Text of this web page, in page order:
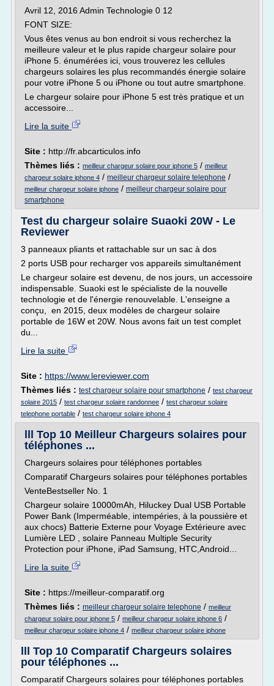
Avril 12, 2016 Admin Technologie 0 12
FONT SIZE:
Vous êtes venus au bon endroit si vous recherchez la
meilleure valeur et le plus rapide chargeur solaire pour
iPhone 5. énumérées ici, vous trouverez les cellules
chargeurs solaires les plus recommandés énergie solaire
pour votre iPhone 5 ou iPhone ou tout autre smartphone.
Le chargeur solaire pour iPhone 5 est très pratique et un
accessoire...
Lire la suite
Site : http://fr.abcarticulos.info
Thèmes liés : meilleur chargeur solaire pour iphone 5 / meilleur
chargeur solaire iphone 4 / meilleur chargeur solaire telephone /
meilleur chargeur solaire iphone / meilleur chargeur solaire pour
smartphone
Test du chargeur solaire Suaoki 20W - Le
Reviewer
3 panneaux pliants et rattachable sur un sac à dos
2 ports USB pour recharger vos appareils simultanément
Le chargeur solaire est devenu, de nos jours, un accessoire
indispensable. Suaoki est le spécialiste de la nouvelle
technologie et de l'énergie renouvelable. L'enseigne a
conçu, en 2015, deux modèles de chargeur solaire
portable de 16W et 20W. Nous avons fait un test complet
du...
Lire la suite
Site : https://www.lereviewer.com
Thèmes liés : test chargeur solaire pour smartphone / test chargeur
solaire 2015 / test chargeur solaire randonnee / test chargeur solaire
telephone portable / test chargeur solaire iphone 4
lll Top 10 Meilleur Chargeurs solaires pour
téléphones ...
Chargeurs solaires pour téléphones portables
Comparatif Chargeurs solaires pour téléphones portables
VenteBestseller No. 1
Chargeur solaire 10000mAh, Hiluckey Dual USB Portable
Power Bank (Imperméable, intempéries, à la poussière et
aux chocs) Batterie Externe pour Voyage Extérieure avec
Lumière LED , solaire Panneau Multiple Security
Protection pour iPhone, iPad Samsung, HTC,Android...
Lire la suite
Site : https://meilleur-comparatif.org
Thèmes liés : meilleur chargeur solaire telephone / meilleur
chargeur solaire pour iphone 5 / meilleur chargeur solaire iphone 6 /
meilleur chargeur solaire iphone 4 / meilleur chargeur solaire iphone
lll Top 10 Comparatif Chargeurs solaires
pour téléphones ...
Comparatif Chargeurs solaires pour téléphones portables